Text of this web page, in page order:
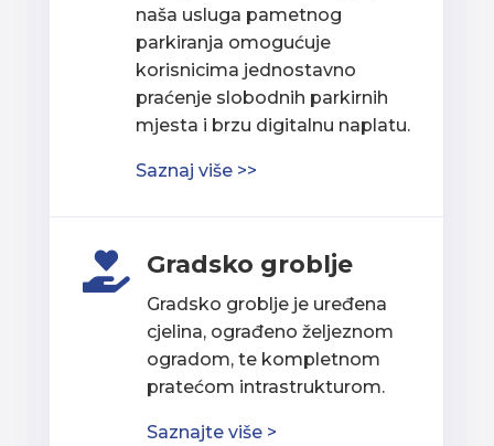
naša usluga pametnog
parkiranja omogućuje
korisnicima jednostavno
praćenje slobodnih parkirnih
mjesta i brzu digitalnu naplatu.
Saznaj više >>
 Gradsko groblje
Gradsko groblje je uređena
cjelina, ograđeno željeznom
ogradom, te kompletnom
pratećom intrastrukturom.
Saznajte više >